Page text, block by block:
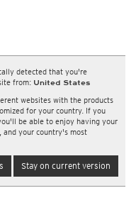
detected that you're
from: United States
websites with the products
for your country. If you
be able to enjoy having your
and your country's most
Stay on current version